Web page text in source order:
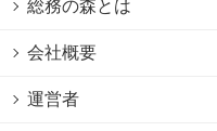
総務の森とは
会社概要
運営者